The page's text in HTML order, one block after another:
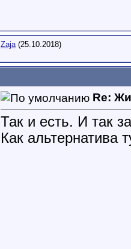
Zaja(25.10.2018)
Re:
Так и есть. И так
Как альтернатива